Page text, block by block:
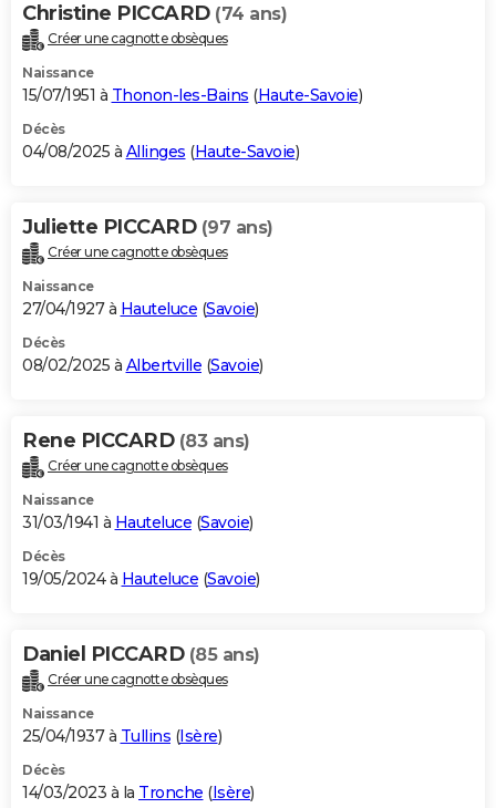
Alimentation
Guide de la santé
Maladies
Médicaments
Sommeil
VOYAGE
Destinations
City break
Voyage nature
Voyage de noces
Forum
Climat
+PHOTO
GUIDES D'ACHAT
BONS PLANS
Carte de Noël
Carte Bonne année
Carte Saint-Valentin
Carte Pâques
Carte d'anniversaire
DICTIONNAIRE
Dictionnaire
Biographies
Citations
Expressions
Proverbes
PROGRAMME TV
S'inscrire
Se connecter
Lycées
Collèges
Primaires
Universités
Entreprises
Service militaire
Avis de recherche
AVIS DE DÉCÈS
Bricolage
Lifestyle
Culture
Sport
Auto
Television
Voyage
Cinema
Christine PICCARD (74 ans)
Créer une cagnotte obsèques
Naissance
15/07/1951 à Thonon-les-Bains (Haute-Savoie)
Décès
04/08/2025 à Allinges (Haute-Savoie)
Juliette PICCARD (97 ans)
Créer une cagnotte obsèques
Naissance
27/04/1927 à Hauteluce (Savoie)
Décès
08/02/2025 à Albertville (Savoie)
Rene PICCARD (83 ans)
Créer une cagnotte obsèques
Naissance
31/03/1941 à Hauteluce (Savoie)
Décès
19/05/2024 à Hauteluce (Savoie)
Daniel PICCARD (85 ans)
Créer une cagnotte obsèques
Naissance
25/04/1937 à Tullins (Isère)
Décès
14/03/2023 à la Tronche (Isère)